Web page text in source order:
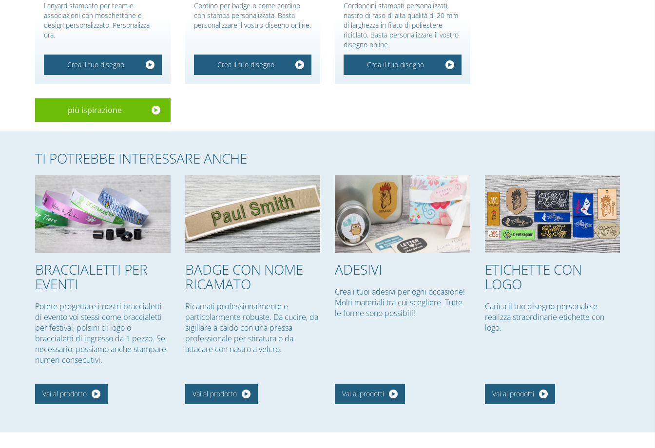
Lanyard stampato per team e
associazioni con moschettone e
design personalizzato. Personalizza
ora.
Crea il tuo disegno
Cordino per badge o come cordino
con stampa personalizzata. Basta
personalizzare il vostro disegno online.
Crea il tuo disegno
Cordoncini stampati personalizzati,
nastro di raso di alta qualità di 20 mm
di larghezza in filato di poliestere
riciclato. Basta personalizzare il vostro
disegno online.
Crea il tuo disegno
più ispirazione
TI POTREBBE INTERESSARE ANCHE
BRACCIALETTI PER
EVENTI
Potete progettare i nostri braccialetti
di evento voi stessi come braccialetti
per festival, polsini di logo o
braccialetti di ingresso da 1 pezzo. Se
necessario, possiamo anche stampare
numeri consecutivi.
Vai al prodotto
BADGE CON NOME
RICAMATO
Ricamati professionalmente e
particolarmente robuste. Da cucire, da
sigillare a caldo con una pressa
professionale per stiratura o da
attacare con nastro a velcro.
Vai al prodotto
ADESIVI
Crea i tuoi adesivi per ogni occasione!
Molti materiali tra cui scegliere. Tutte
le forme sono possibili!
Vai ai prodotti
ETICHETTE CON
LOGO
Carica il tuo disegno personale e
realizza straordinarie etichette con
logo.
Vai ai prodotti